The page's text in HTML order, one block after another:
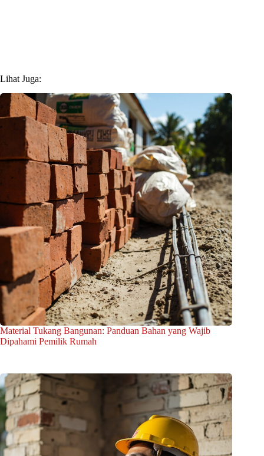
Lihat Juga:
Material Tukang Bangunan: Panduan Bahan yang Wajib
Dipahami Pemilik Rumah